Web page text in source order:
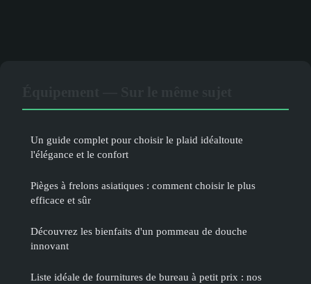
Un guide complet pour choisir le plaid idéaltoute
l'élégance et le confort
Pièges à frelons asiatiques : comment choisir le plus
efficace et sûr
Découvrez les bienfaits d'un pommeau de douche
innovant
Liste idéale de fournitures de bureau à petit prix : nos